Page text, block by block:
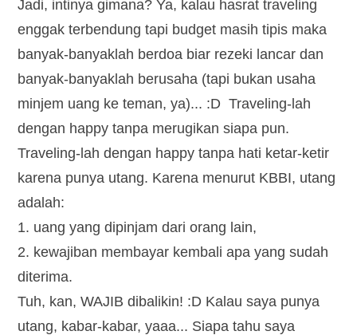
Jadi, intinya gimana? Ya, kalau hasrat traveling
enggak terbendung tapi budget masih tipis maka
banyak-banyaklah berdoa biar rezeki lancar dan
banyak-banyaklah berusaha (tapi bukan usaha
minjem uang ke teman, ya)... :D Traveling-lah
dengan happy tanpa merugikan siapa pun.
Traveling-lah dengan happy tanpa hati ketar-ketir
karena punya utang. Karena menurut KBBI, utang
adalah:
1. uang yang dipinjam dari orang lain,
2. kewajiban membayar kembali apa yang sudah
diterima.
Tuh, kan, WAJIB dibalikin! :D Kalau saya punya
utang, kabar-kabar, yaaa... Siapa tahu saya